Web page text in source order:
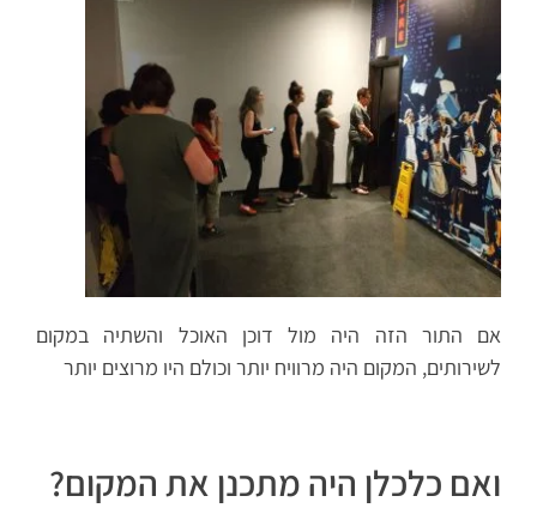
אם התור הזה היה מול דוכן האוכל והשתיה במקום
לשירותים, המקום היה מרוויח יותר וכולם היו מרוצים יותר
ואם כלכלן היה מתכנן את המקום?